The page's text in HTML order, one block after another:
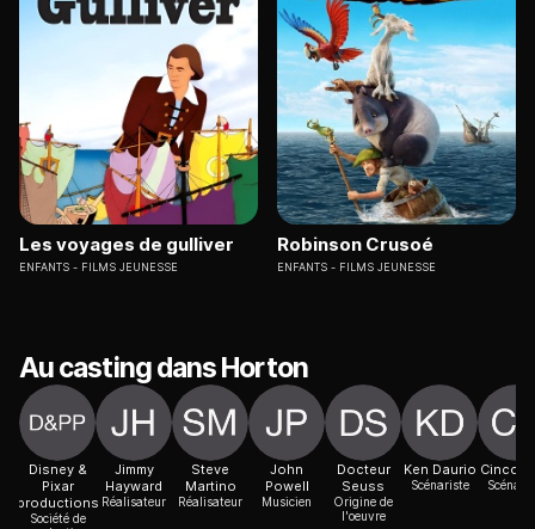
Les voyages de gulliver
ENFANTS FILMS JEUNESSE
Robinson Crusoé
ENFANTS FILMS JEUNESSE
Au casting dans Horton
Disney &
Pixar
productions
Société de
Jimmy
Hayward
Réalisateur
Steve
Martino
Réalisateur
John
Powell
Musicien
Docteur
Seuss
Origine de
l'oeuvre
Ken Daurio
Scénariste
Cinco